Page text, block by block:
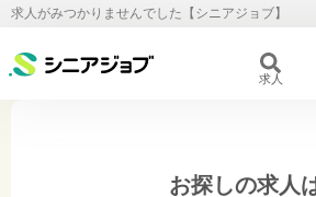
求人がみつかりませんでした【シニアジョブ】
求人
お探しの求人